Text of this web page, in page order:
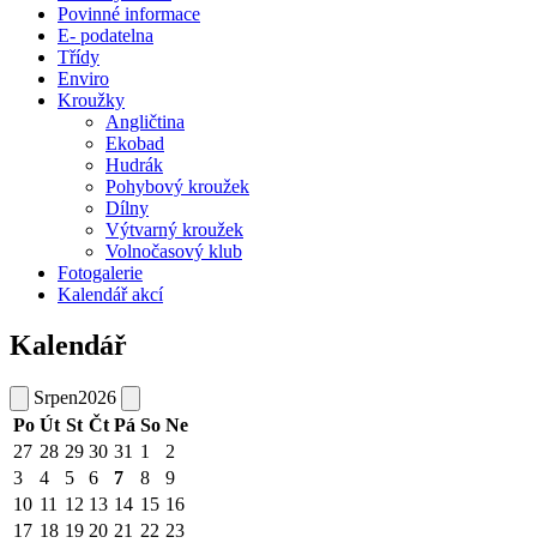
Povinné informace
E- podatelna
Třídy
Enviro
Kroužky
Angličtina
Ekobad
Hudrák
Pohybový kroužek
Dílny
Výtvarný kroužek
Volnočasový klub
Fotogalerie
Kalendář akcí
Kalendář
Srpen2026
Po Út St Čt Pá So Ne
27 28 29 30 31 1
2
3
4 5 6 7 8
9
10 11 12 13 14 15 16
17 18 19 20 21 22 23